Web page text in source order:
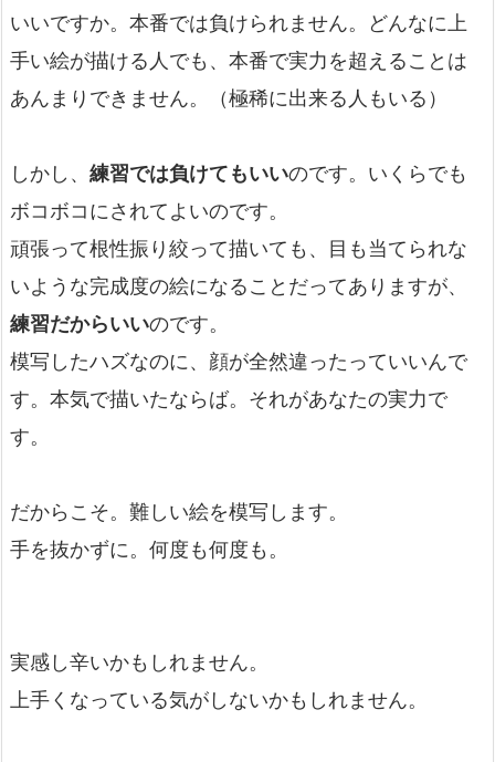
いいですか。本番では負けられません。どんなに上
手い絵が描ける人でも、本番で実力を超えることは
あんまりできません。（極稀に出来る人もいる）
しかし、 練習では負けてもいいのです。いくらでも
ボコボコにされてよいのです。
頑張って根性振り絞って描いても、目も当てられな
いような完成度の絵になることだってありますが、
練習だからいいのです。
模写したハズなのに、顔が全然違ったっていいんで
す。本気で描いたならば。それがあなたの実力で
す。
だからこそ。難しい絵を模写します。
手を抜かずに。何度も何度も。
実感し辛いかもしれません。
上手くなっている気がしないかもしれません。